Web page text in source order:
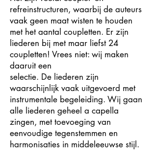
refreinstructuren, waarbij de auteurs
vaak geen maat wisten te houden
met het aantal coupletten. Er zijn
liederen bij met maar liefst 24
coupletten! Vrees niet: wij maken
daaruit een
selectie. De liederen zijn
waarschijnlijk vaak uitgevoerd met
instrumentale begeleiding. Wij gaan
alle liederen geheel a capella
zingen, met toevoeging van
eenvoudige tegenstemmen en
harmonisaties in middeleeuwse stijl.